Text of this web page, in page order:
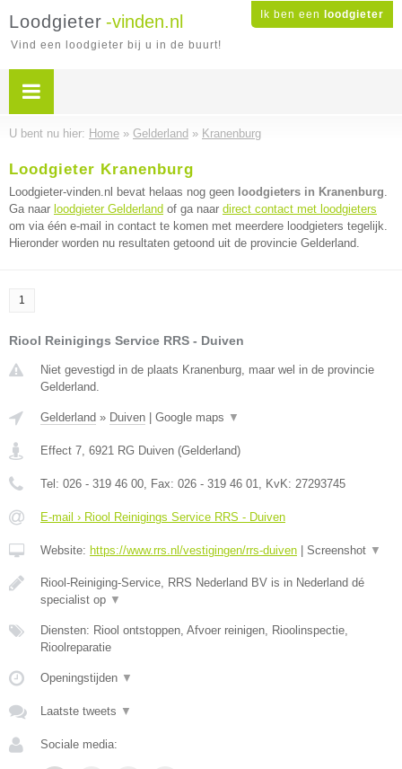
Ik ben een loodgieter
Loodgieter -vinden.nl
Vind een loodgieter bij u in de buurt!
U bent nu hier: Home » Gelderland » Kranenburg
Loodgieter Kranenburg
Loodgieter-vinden.nl bevat helaas nog geen loodgieters in Kranenburg.
Ga naar loodgieter Gelderland of ga naar direct contact met loodgieters
om via één e-mail in contact te komen met meerdere loodgieters tegelijk.
Hieronder worden nu resultaten getoond uit de provincie Gelderland.
1
Riool Reinigings Service RRS - Duiven
Niet gevestigd in de plaats Kranenburg, maar wel in de provincie
Gelderland.
Gelderland » Duiven Google maps ▼
Effect 7, 6921 RG Duiven (Gelderland)
Tel: 026 - 319 46 00, Fax: 026 - 319 46 01, KvK: 27293745
E-mail › Riool Reinigings Service RRS - Duiven
Website: https://www.rrs.nl/vestigingen/rrs-duiven Screenshot ▼
Riool-Reiniging-Service, RRS Nederland BV is in Nederland dé
specialist op ▼
Diensten: Riool ontstoppen, Afvoer reinigen, Rioolinspectie,
Rioolreparatie
Openingstijden ▼
Laatste tweets ▼
Sociale media: